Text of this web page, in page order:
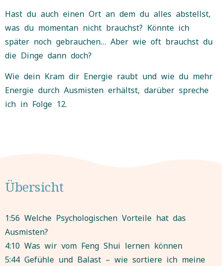
Hast du auch einen Ort an dem du alles abstellst,
was du momentan nicht brauchst? Könnte ich
später noch gebrauchen… Aber wie oft brauchst du
die Dinge dann doch?
Wie dein Kram dir Energie raubt und wie du mehr
Energie durch Ausmisten erhältst, darüber spreche
ich in Folge 12.
Übersicht
1:56 Welche Psychologischen Vorteile hat das
Ausmisten?
4:10 Was wir vom Feng Shui lernen können
5:44 Gefühle und Balast – wie sortiere ich meine